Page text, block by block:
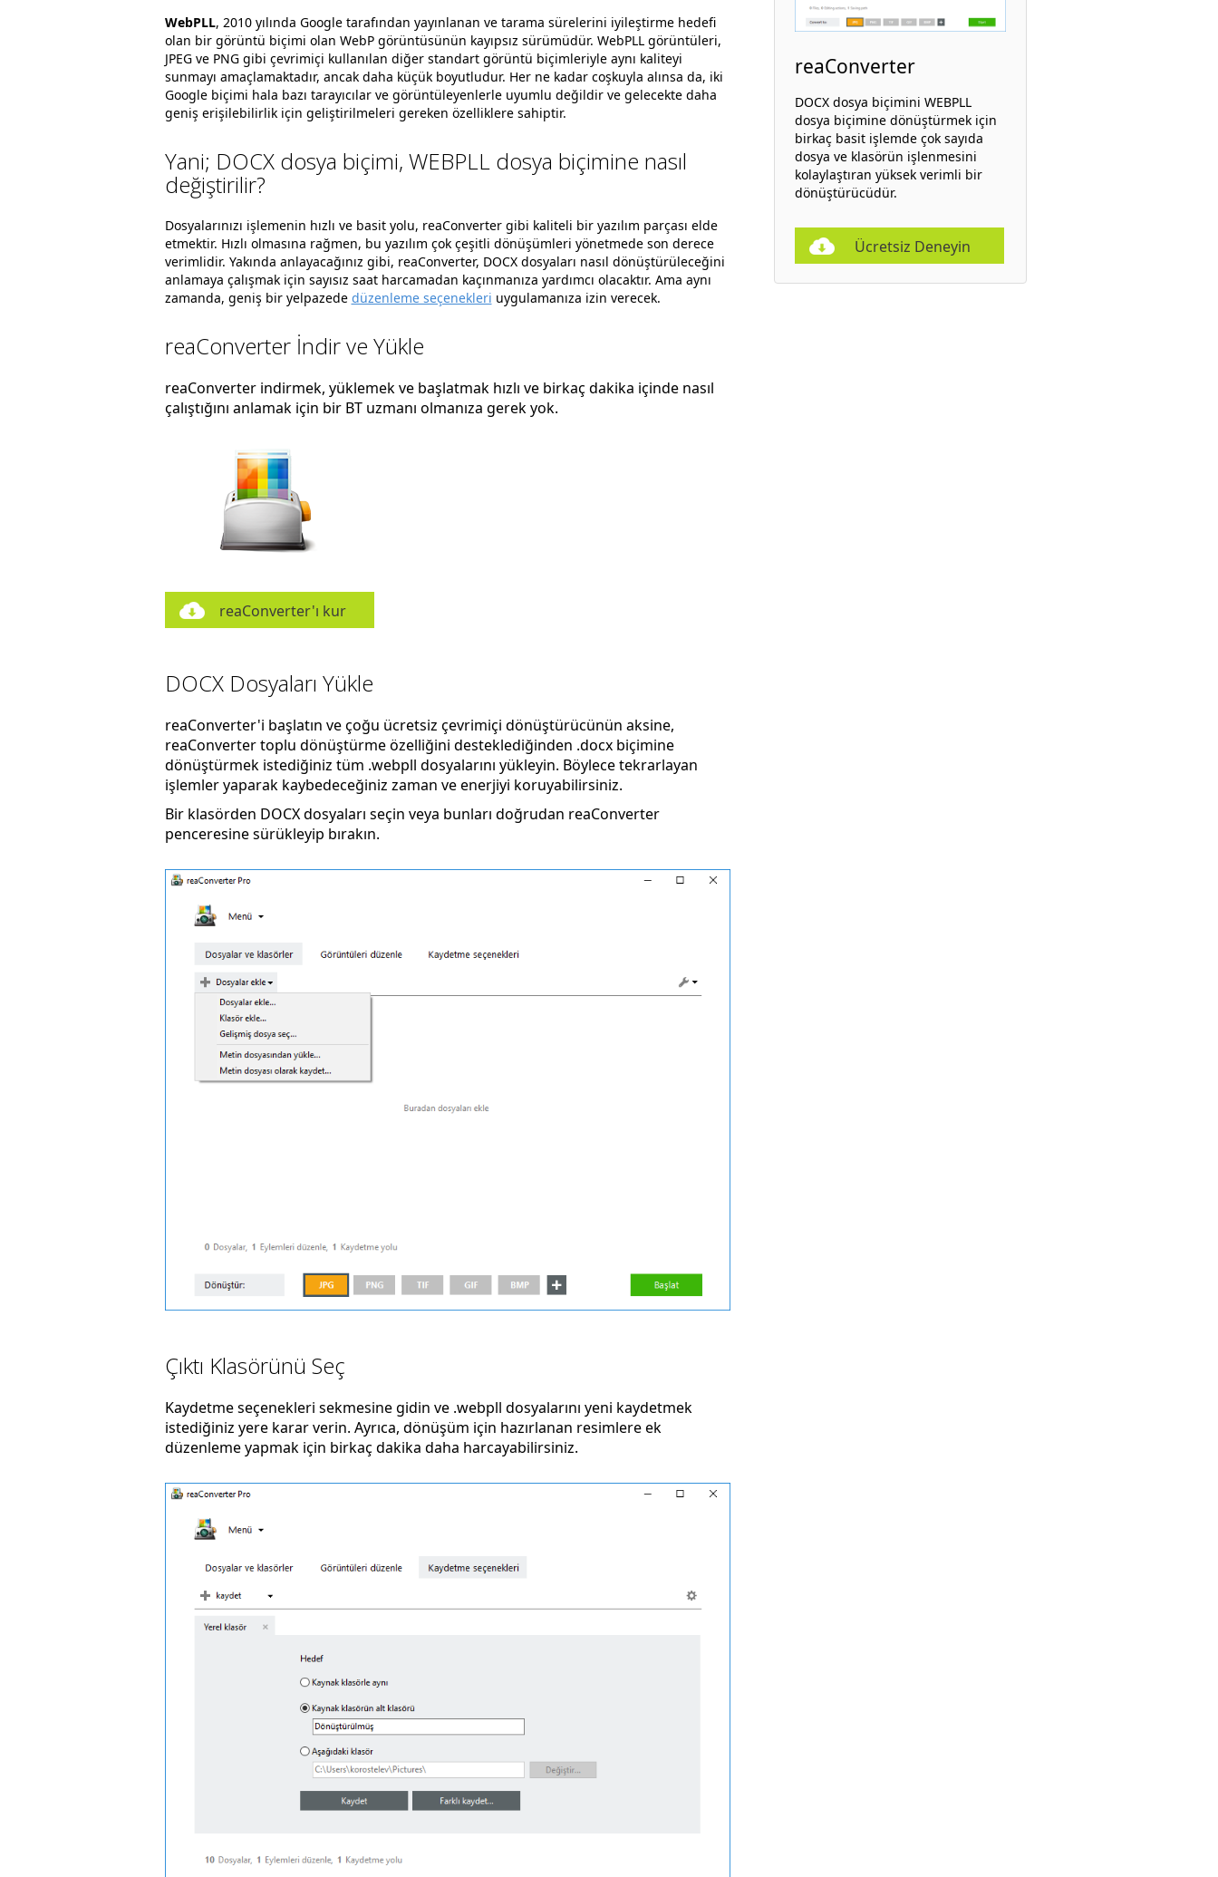
WebPLL, 2010 yılında Google tarafından yayınlanan ve tarama sürelerini iyileştirme hedefi
olan bir görüntü biçimi olan WebP görüntüsünün kayıpsız sürümüdür. WebPLL görüntüleri,
JPEG ve PNG gibi çevrimiçi kullanılan diğer standart görüntü biçimleriyle aynı kaliteyi
sunmayı amaçlamaktadır, ancak daha küçük boyutludur. Her ne kadar coşkuyla alınsa da, iki
Google biçimi hala bazı tarayıcılar ve görüntüleyenlerle uyumlu değildir ve gelecekte daha
geniş erişilebilirlik için geliştirilmeleri gereken özelliklere sahiptir.
Yani; DOCX dosya biçimi, WEBPLL dosya biçimine nasıl
değiştirilir?
Dosyalarınızı işlemenin hızlı ve basit yolu, reaConverter gibi kaliteli bir yazılım parçası elde
etmektir. Hızlı olmasına rağmen, bu yazılım çok çeşitli dönüşümleri yönetmede son derece
verimlidir. Yakında anlayacağınız gibi, reaConverter, DOCX dosyaları nasıl dönüştürüleceğini
anlamaya çalışmak için sayısız saat harcamadan kaçınmanıza yardımcı olacaktır. Ama aynı
zamanda, geniş bir yelpazede düzenleme seçenekleri uygulamanıza izin verecek.
reaConverter İndir ve Yükle
reaConverter indirmek, yüklemek ve başlatmak hızlı ve birkaç dakika içinde nasıl
çalıştığını anlamak için bir BT uzmanı olmanıza gerek yok.
reaConverter'ı kur
DOCX Dosyaları Yükle
reaConverter'i başlatın ve çoğu ücretsiz çevrimiçi dönüştürücünün aksine,
reaConverter toplu dönüştürme özelliğini desteklediğinden .docx biçimine
dönüştürmek istediğiniz tüm .webpll dosyalarını yükleyin. Böylece tekrarlayan
işlemler yaparak kaybedeceğiniz zaman ve enerjiyi koruyabilirsiniz.
Bir klasörden DOCX dosyaları seçin veya bunları doğrudan reaConverter
penceresine sürükleyip bırakın.
Çıktı Klasörünü Seç
Kaydetme seçenekleri sekmesine gidin ve .webpll dosyalarını yeni kaydetmek
istediğiniz yere karar verin. Ayrıca, dönüşüm için hazırlanan resimlere ek
düzenleme yapmak için birkaç dakika daha harcayabilirsiniz.
reaConverter
DOCX dosya biçimini WEBPLL
dosya biçimine dönüştürmek için
birkaç basit işlemde çok sayıda
dosya ve klasörün işlenmesini
kolaylaştıran yüksek verimli bir
dönüştürücüdür.
Ücretsiz Deneyin